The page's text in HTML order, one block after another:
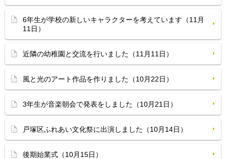
6年生が学校の新しいキャラクターを考えています（11月
11日）
近隣の幼稚園と交流を行いました（11月11日）
風と光のアート作品を作りました（10月22日）
3年生が音楽朝会で発表をしました（10月21日）
戸塚区ふれあい文化祭に出演しました（10月14日）
後期始業式（10月15日）